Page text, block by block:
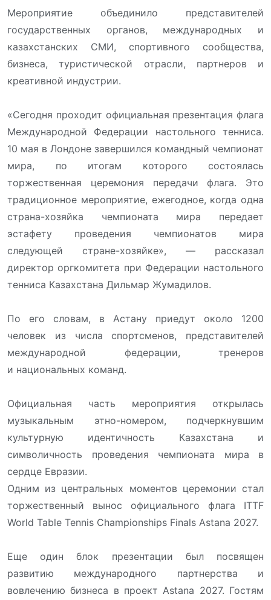
Мероприятие объединило представителей
государственных органов, международных и
казахстанских СМИ, спортивного сообщества,
бизнеса, туристической отрасли, партнеров и
креативной индустрии.
«Сегодня проходит официальная презентация флага
Международной Федерации настольного тенниса.
10 мая в Лондоне завершился командный чемпионат
мира, по итогам которого состоялась
торжественная церемония передачи флага. Это
традиционное мероприятие, ежегодное, когда одна
страна-хозяйка чемпионата мира передает
эстафету проведения чемпионатов мира
следующей стране-хозяйке», — рассказал
директор оргкомитета при Федерации настольного
тенниса Казахстана Дильмар Жумадилов.
По его словам, в Астану приедут около 1200
человек из числа спортсменов, представителей
международной федерации, тренеров
и национальных команд.
Официальная часть мероприятия открылась
музыкальным этно-номером, подчеркнувшим
культурную идентичность Казахстана и
символичность проведения чемпионата мира в
сердце Евразии.
Одним из центральных моментов церемонии стал
торжественный вынос официального флага ITTF
World Table Tennis Championships Finals Astana 2027.
Еще один блок презентации был посвящен
развитию международного партнерства и
вовлечению бизнеса в проект Astana 2027. Гостям